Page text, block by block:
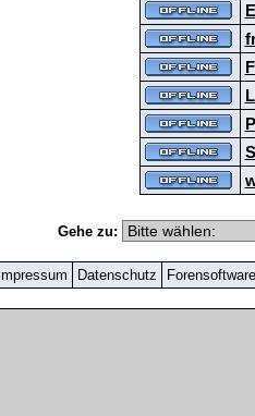
Gehe zu:
Impressum Datenschutz